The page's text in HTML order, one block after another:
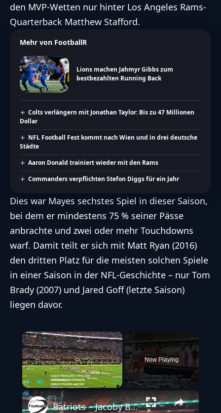
den MVP-Wetten nur hinter Los Angeles Rams-
Quarterback Matthew Stafford.
Mehr von FootballR
Lions machen Jahmyr Gibbs zum
bestbezahlten Running Back
Colts verlängern mit Jonathan Taylor: Bis zu 47 Millionen
Dollar
NFL Football Fest kommt nach Wien und in drei deutsche
Städte
Aaron Donald trainiert wieder mit den Rams
Commanders verpflichten Stefon Diggs für ein Jahr
Dies war Mayes sechstes Spiel in dieser Saison,
bei dem er mindestens 75 % seiner Pässe
anbrachte und zwei oder mehr Touchdowns
warf. Damit teilt er sich mit Matt Ryan (2016)
den dritten Platz für die meisten solchen Spiele
in einer Saison in der NFL-Geschichte – nur Tom
Brady (2007) und Jared Goff (letzte Saison)
liegen davor.
×
Play Unmute Fullscreen
Now Playing
Patriots – Jacoby Brissett verletzt, Rookie Drake Maye glänzt